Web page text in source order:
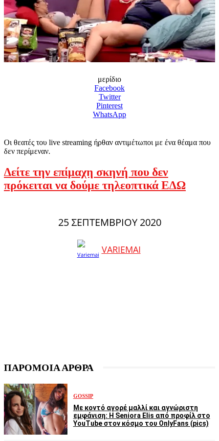
μερίδιο
Facebook
Twitter
Pinterest
WhatsApp
Οι θεατές του live streaming ήρθαν αντιμέτωποι με ένα θέαμα που
δεν περίμεναν.
Δείτε την επίμαχη σκηνή που δεν
πρόκειται να δούμε τηλεοπτικά ΕΔΩ
25 ΣΕΠΤΕΜΒΡΊΟΥ 2020
VARIEMAI
ΠΑΡΟΜΟΙΑ ΑΡΘΡΑ
GOSSIP
Με κοντό αγορέ μαλλί και αγνώριστη
εμφάνιση: Η Seniora Elis από προφίλ στο
YouTube στον κόσμο του OnlyFans (pics)